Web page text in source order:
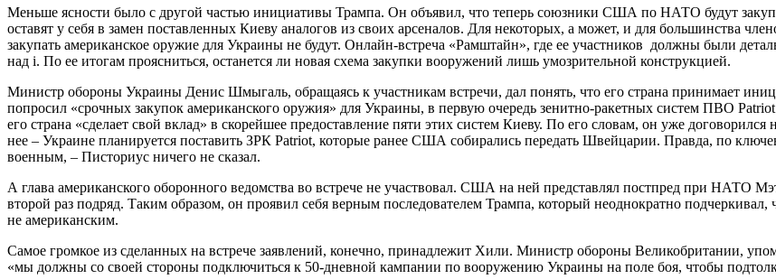
Меньше ясности было с другой частью инициативы Трампа. Он объявил, что теперь союзники США по НАТО будут
оставят у себя в замен поставленных Киеву аналогов из своих арсеналов. Для некоторых, а может, и для большинства
закупать американское оружие для Украины не будут. Онлайн-встреча «Рамштайн», где ее участников должны были
над i. По ее итогам проясниться, останется ли новая схема закупки вооружений лишь умозрительной конструкцией.
Министр обороны Украины Денис Шмыгаль, обращаясь к участникам встречи, дал понять, что его страна принимает
попросил «срочных закупок американского оружия» для Украины, в первую очередь зенитно-ракетных систем ПВО
его страна «сделает свой вклад» в скорейшее предоставление пяти этих систем Киеву. По его словам, он уже
нее – Украине планируется поставить ЗРК Patriot, которые ранее США собирались передать Швейцарии. Правда, по
военным, – Писториус ничего не сказал.
А глава американского оборонного ведомства во встрече не участвовал. США на ней представлял постпред при НАТО
второй раз подряд. Таким образом, он проявил себя верным последователем Трампа, который неоднократно
не американским.
Самое громкое из сделанных на встрече заявлений, конечно, принадлежит Хили. Министр обороны Великобритании,
«мы должны со своей стороны подключиться к 50-дневной кампании по вооружению Украины на поле боя, чтобы